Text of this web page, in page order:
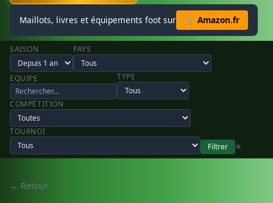
Maillots, livres et équipements foot sur 🛒 Amazon.fr
SAISON PAYS
EQUIPE TYPE
COMPÉTITION
TOURNOI
Filtrer
✕
← Retour